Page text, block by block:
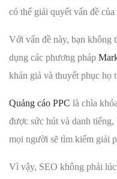
có thể giải quyết vấn đề
Với vấn đề này, bạn không
dụng các phương pháp
khán giả và thuyết phục họ
Quảng cáo PPC là chìa
được sức hút và danh
mọi người sẽ tìm kiếm giải
Vì vậy, SEO không phải